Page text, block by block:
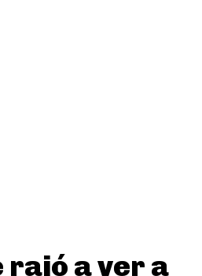
rajó a ver a